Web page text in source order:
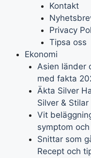
Kontakt
Privacy
Tipsa oss
Ekonomi
Asien länder
med fakta
Äkta Silver
Silver & Stilar
Vit
symptom
Snittar som
Recept och